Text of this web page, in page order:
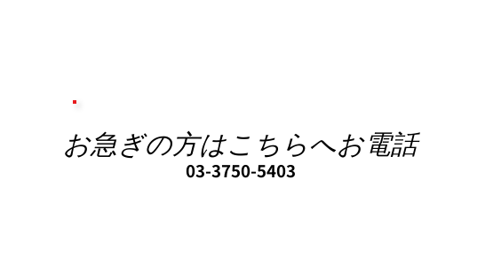
お急ぎの方はこちらへお電話
03-3750-5403